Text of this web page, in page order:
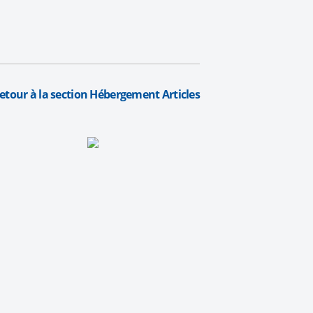
à la section Hébergement Articles